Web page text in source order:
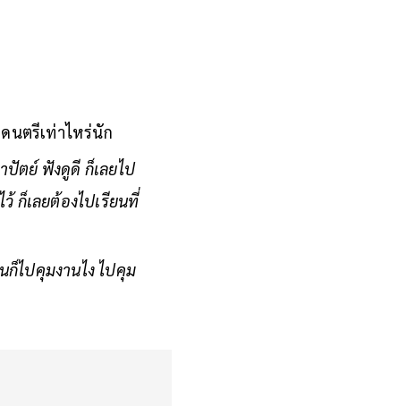
นตรีเท่าไหร่นัก
ปัตย์ ฟังดูดี ก็เลยไป
ก็เลยต้องไปเรียนที่
ก็ไปคุมงานไง ไปคุม